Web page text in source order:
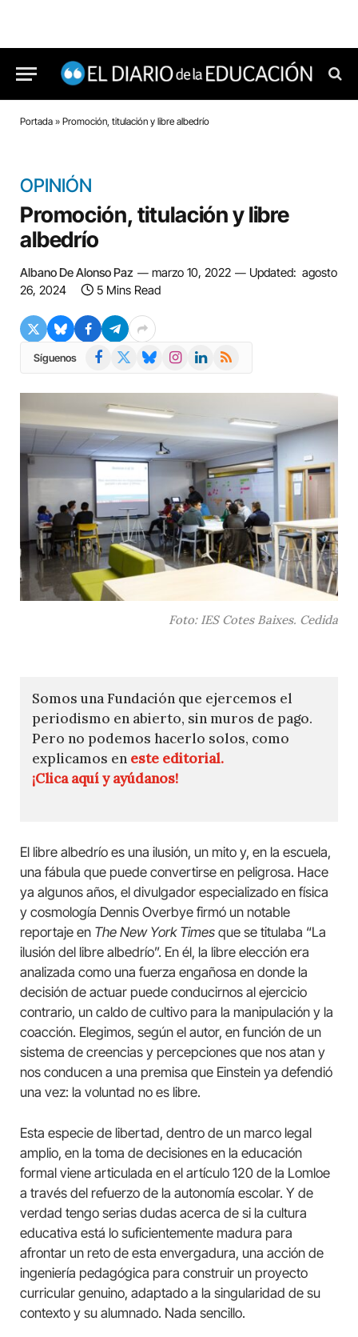
Portada » Promoción, titulación y libre albedrío
OPINIÓN
Promoción, titulación y libre
albedrío
Albano De Alonso Paz marzo 10, 2022 Updated: agosto
26, 2024
5 Mins Read
Síguenos Facebook BlueskyInstagramLinkedIn
RSS
Foto: IES Cotes Baixes. Cedida
Somos una Fundación que ejercemos el
periodismo en abierto, sin muros de pago.
Pero no podemos hacerlo solos, como
explicamos en este editorial.
¡Clica aquí y ayúdanos!
El libre albedrío es una ilusión, un mito y, en la escuela,
una fábula que puede convertirse en peligrosa. Hace
ya algunos años, el divulgador especializado en física
y cosmología Dennis Overbye firmó un notable
reportaje en The New York Times que se titulaba “La
ilusión del libre albedrío”. En él, la libre elección era
analizada como una fuerza engañosa en donde la
decisión de actuar puede conducirnos al ejercicio
contrario, un caldo de cultivo para la manipulación y la
coacción. Elegimos, según el autor, en función de un
sistema de creencias y percepciones que nos atan y
nos conducen a una premisa que Einstein ya defendió
una vez: la voluntad no es libre.
Esta especie de libertad, dentro de un marco legal
amplio, en la toma de decisiones en la educación
formal viene articulada en el artículo 120 de la Lomloe
a través del refuerzo de la autonomía escolar. Y de
verdad tengo serias dudas acerca de si la cultura
educativa está lo suficientemente madura para
afrontar un reto de esta envergadura, una acción de
ingeniería pedagógica para construir un proyecto
curricular genuino, adaptado a la singularidad de su
contexto y su alumnado. Nada sencillo.